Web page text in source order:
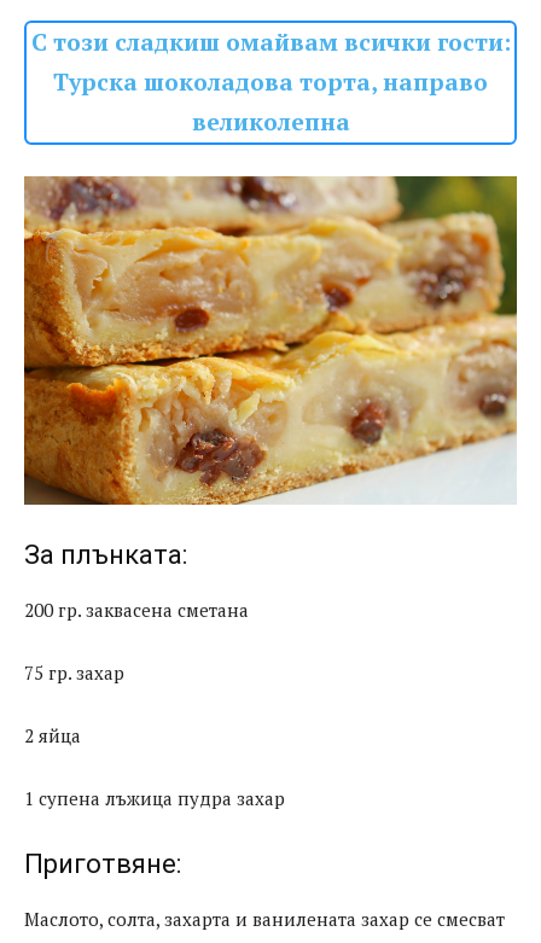
С този сладкиш омайвам всички гости:
Турска шоколадова торта, направо
великолепна
За плънката:
200 гр. заквасена сметана
75 гр. захар
2 яйца
1 супена лъжица пудра захар
Приготвяне:
Маслото, солта, захарта и ванилената захар се смесват